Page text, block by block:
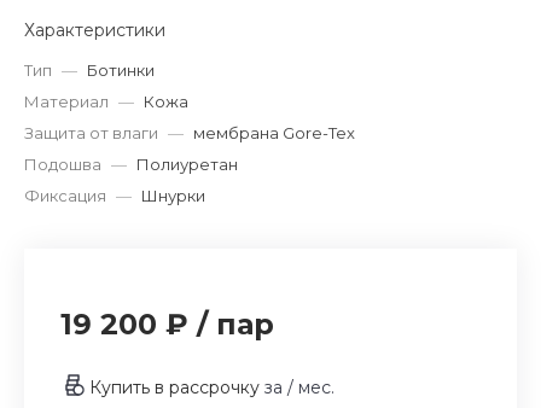
Характеристики
Тип — Ботинки
Материал — Кожа
Защита от влаги — мембрана Gore-Tex
Подошва — Полиуретан
Фиксация — Шнурки
19 200 ₽ / пар
Купить в рассрочку за / мес.